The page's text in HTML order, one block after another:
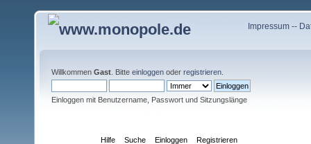
Impressum--
Willkommen Gast . Bitte einloggen oder registrieren
Einloggen mit Benutzername, Passwort und Sitzungslänge
Hilfe Suche Einloggen Registrieren